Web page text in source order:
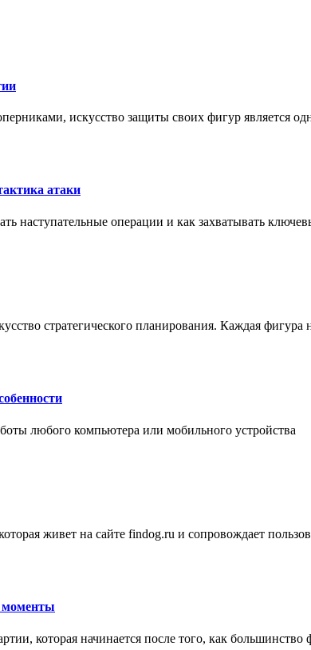
искусство защиты своих фигур является
атаки
наступательные операции и как захватывать
стратегического планирования. Каждая
любого компьютера или мобильного устройства
живет на сайте findog.ru и сопровождает
моменты
которая начинается после того, как